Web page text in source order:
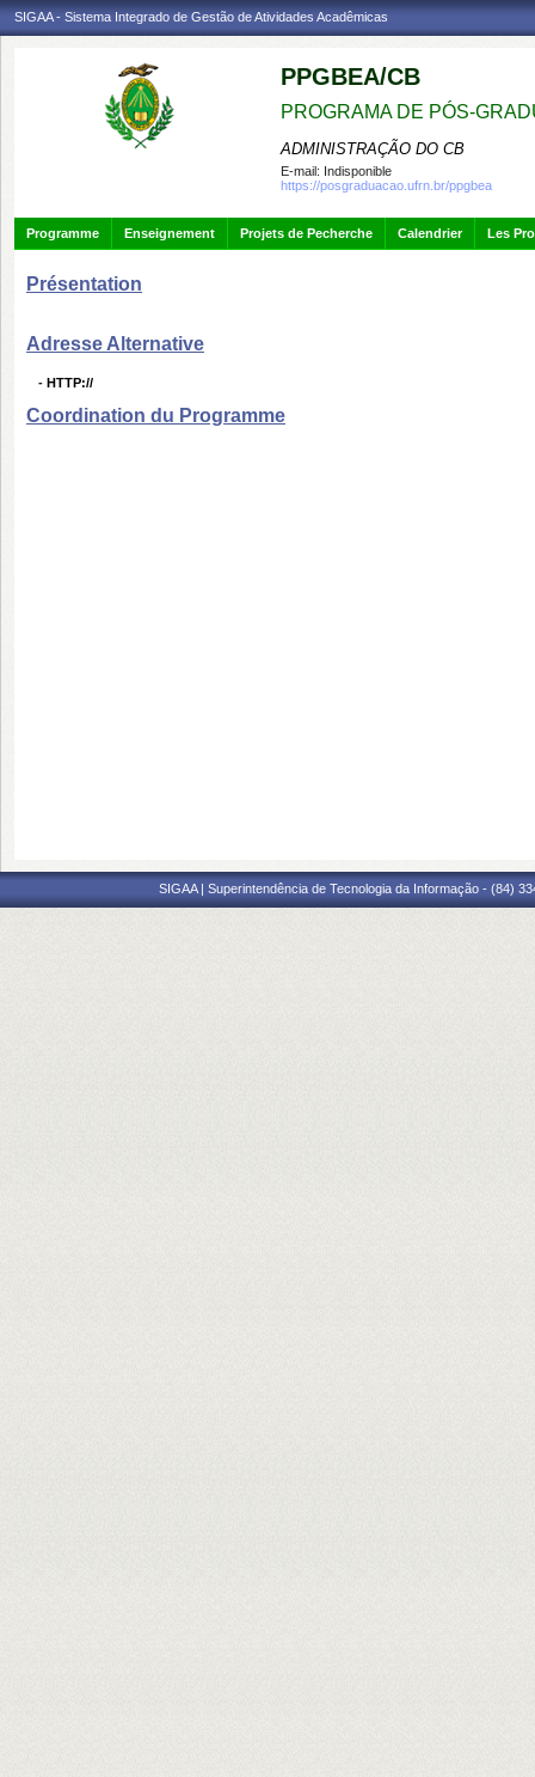
SIGAA - Sistema Integrado de Gestão de Atividades Acadêmicas
PPGBEA/CB
PROGRAMA DE PÓS-
ADMINISTRAÇÃO DO CB
E-mail: Indisponible
https://posgraduacao.ufrn.br/ppgbea
Programme Enseignement Projets de Pecherche Calendrier Les
Présentation
Adresse Alternative
- HTTP://
Coordination du Programme
SIGAA | Superintendência de Tecnologia da Informação - (84)